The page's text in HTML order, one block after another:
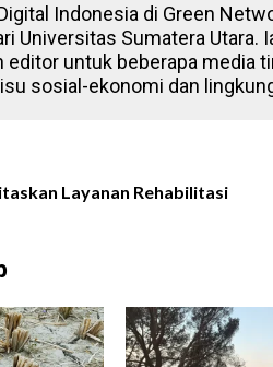
Indonesia di Green
Universitas Sumatera
untuk beberapa media
sosial-ekonomi dan
Layanan Rehabilitasi